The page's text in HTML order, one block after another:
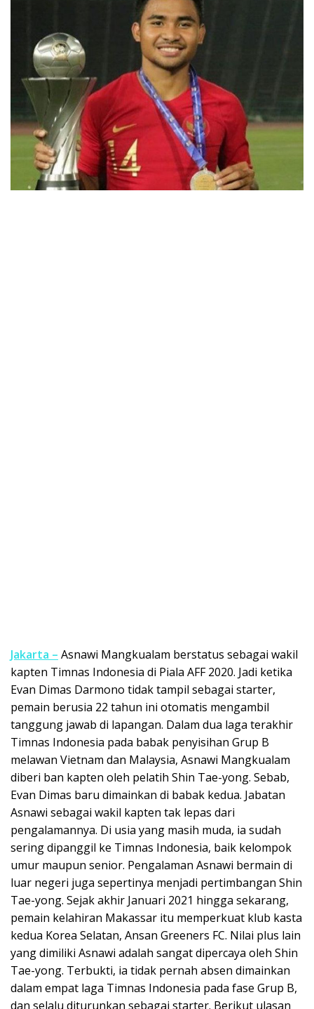
Jakarta – Asnawi Mangkualam berstatus sebagai wakil
kapten Timnas Indonesia di Piala AFF 2020. Jadi ketika
Evan Dimas Darmono tidak tampil sebagai starter,
pemain berusia 22 tahun ini otomatis mengambil
tanggung jawab di lapangan. Dalam dua laga terakhir
Timnas Indonesia pada babak penyisihan Grup B
melawan Vietnam dan Malaysia, Asnawi Mangkualam
diberi ban kapten oleh pelatih Shin Tae-yong. Sebab,
Evan Dimas baru dimainkan di babak kedua. Jabatan
Asnawi sebagai wakil kapten tak lepas dari
pengalamannya. Di usia yang masih muda, ia sudah
sering dipanggil ke Timnas Indonesia, baik kelompok
umur maupun senior. Pengalaman Asnawi bermain di
luar negeri juga sepertinya menjadi pertimbangan Shin
Tae-yong. Sejak akhir Januari 2021 hingga sekarang,
pemain kelahiran Makassar itu memperkuat klub kasta
kedua Korea Selatan, Ansan Greeners FC. Nilai plus lain
yang dimiliki Asnawi adalah sangat dipercaya oleh Shin
Tae-yong. Terbukti, ia tidak pernah absen dimainkan
dalam empat laga Timnas Indonesia pada fase Grup B,
dan selalu diturunkan sebagai starter. Berikut ulasan